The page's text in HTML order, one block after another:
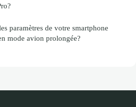
paramètres de votre smartphone
mode avion prolongée?